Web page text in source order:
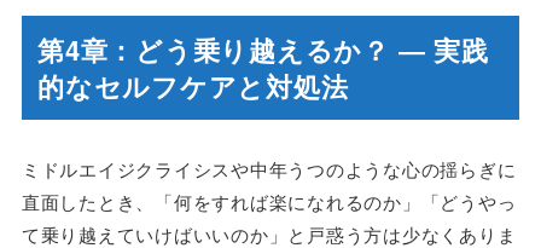
第4章：どう乗り越えるか？ ― 実践
的なセルフケアと対処法
ミドルエイジクライシスや中年うつのような心の揺らぎに
直面したとき、「何をすれば楽になれるのか」「どうやっ
て乗り越えていけばいいのか」と戸惑う方は少なくありま